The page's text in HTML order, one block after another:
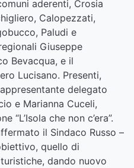
aderenti, Crosia
Calopezzati,
Paludi e
Giuseppe
Bevacqua, e il
Lucisano. Presenti,
delegato
e Marianna Cuceli,
“L’Isola che non c’era”.
il Sindaco Russo –
quello di
dando nuovo